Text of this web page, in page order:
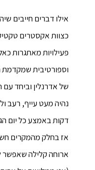
אילו דברים חייבים
כצוות אקסטרים
פעילויות מאתגרות
וספורטיבית
של אדרנלין וביחד
נהיה מעט עייף, רעב
דקות באמצע כל יום
אז בחלק מהמקרים
ארוחה קלילה שאפשר